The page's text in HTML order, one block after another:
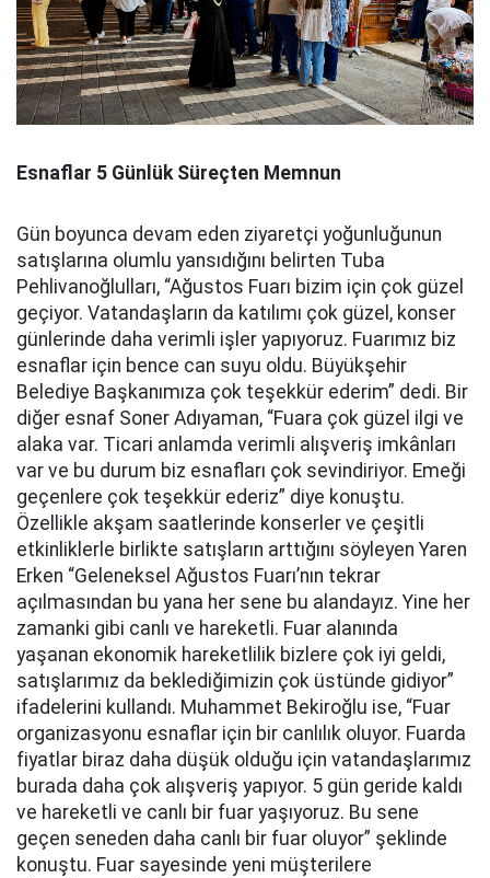
Esnaflar 5 Günlük Süreçten Memnun
Gün boyunca devam eden ziyaretçi yoğunluğunun
satışlarına olumlu yansıdığını belirten Tuba
Pehlivanoğlulları, “Ağustos Fuarı bizim için çok güzel
geçiyor. Vatandaşların da katılımı çok güzel, konser
günlerinde daha verimli işler yapıyoruz. Fuarımız biz
esnaflar için bence can suyu oldu. Büyükşehir
Belediye Başkanımıza çok teşekkür ederim” dedi. Bir
diğer esnaf Soner Adıyaman, “Fuara çok güzel ilgi ve
alaka var. Ticari anlamda verimli alışveriş imkânları
var ve bu durum biz esnafları çok sevindiriyor. Emeği
geçenlere çok teşekkür ederiz” diye konuştu.
Özellikle akşam saatlerinde konserler ve çeşitli
etkinliklerle birlikte satışların arttığını söyleyen Yaren
Erken “Geleneksel Ağustos Fuarı’nın tekrar
açılmasından bu yana her sene bu alandayız. Yine her
zamanki gibi canlı ve hareketli. Fuar alanında
yaşanan ekonomik hareketlilik bizlere çok iyi geldi,
satışlarımız da beklediğimizin çok üstünde gidiyor”
ifadelerini kullandı. Muhammet Bekiroğlu ise, “Fuar
organizasyonu esnaflar için bir canlılık oluyor. Fuarda
fiyatlar biraz daha düşük olduğu için vatandaşlarımız
burada daha çok alışveriş yapıyor. 5 gün geride kaldı
ve hareketli ve canlı bir fuar yaşıyoruz. Bu sene
geçen seneden daha canlı bir fuar oluyor” şeklinde
konuştu. Fuar sayesinde yeni müşterilere